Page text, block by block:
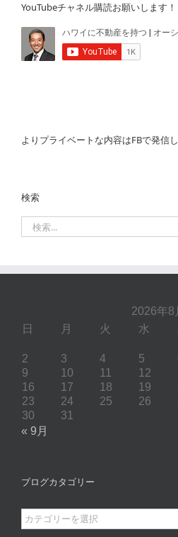
YouTubeチャネル購読お願いします！
よりプライベートな内容はFBで発信し
検索
索
2026年8
日 月 火 水
2
3 4 5
9
10 11 12
16
17 18 19
23
24 25 26
30
31
« 9月
ブログカタゴリー
ブ
ロ